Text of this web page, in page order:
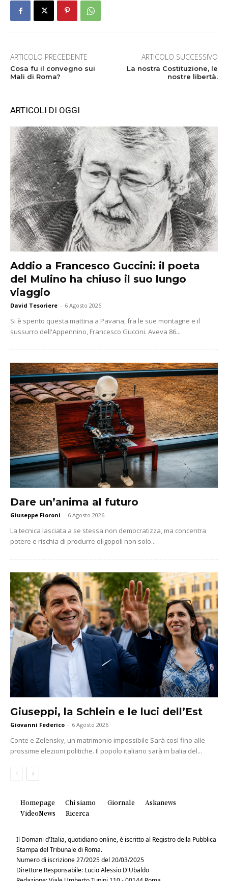
ARTICOLO PRECEDENTE
Cosa fu il convegno sui
Mali di Roma?
ARTICOLO SUCCESSIVO
La nostra Costituzione, le
nostre libertà.
ARTICOLI DI OGGI
Addio a Francesco Guccini: il poeta
del Mulino ha chiuso il suo lungo
viaggio
David Tesoriere - 6 Agosto 2026
Si è spento questa mattina a Pavana, fra le sue montagne e il
sussurro dell'Appennino, Francesco Guccini. Aveva 86...
Dare un’anima al futuro
Giuseppe Fioroni - 6 Agosto 2026
La tecnica lasciata a se stessa non democratizza, ma concentra
potere e rischia di produrre oligopoli non solo...
Giuseppi, la Schlein e le luci dell’Est
Giovanni Federico - 6 Agosto 2026
Conte e Zelensky, un matrimonio impossibile Sarà così fino alle
prossime elezioni politiche. Il popolo italiano sarà in balia del...
Homepage Chi siamo Giornale
Askanews
VideoNews
Ricerca
Il Domani d'Italia, quotidiano online, è iscritto al Registro della Pubblica
Stampa del Tribunale di Roma.
Numero di iscrizione 27/2025 del 20/03/2025
Direttore Responsabile: Lucio Alessio D'Ubaldo